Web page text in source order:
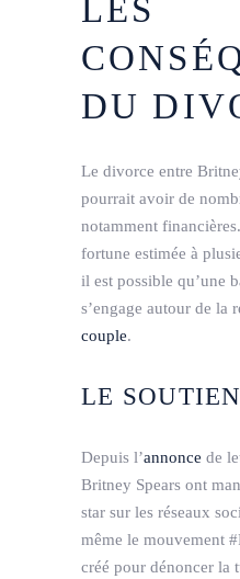
LES
DU
Le divorce entre
pourrait avoir de
notamment
fortune estimée à
il est possible qu’une
s’engage autour de la
couple.
LE
Depuis l’annonce de
Britney Spears ont
star sur les réseaux
même le mouvement
créé pour dénoncer la